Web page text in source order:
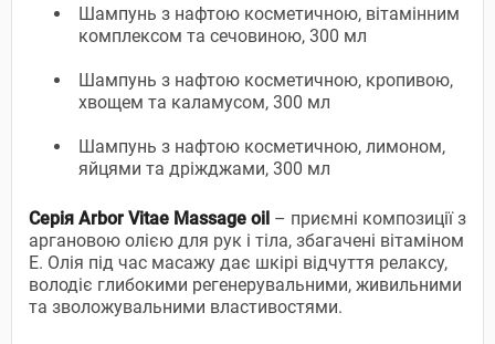
Шампунь з нафтою косметичною, вітамінним
комплексом та сечовиною, 300 мл
Шампунь з нафтою косметичною, кропивою,
хвощем та каламусом, 300 мл
Шампунь з нафтою косметичною, лимоном,
яйцями та дріжджами, 300 мл
Серія Arbor Vitae Massage oil – приємні композиції з
аргановою олією для рук і тіла, збагачені вітаміном
Е. Олія під час масажу дає шкірі відчуття релаксу,
володіє глибокими регенерувальними, живильними
та зволожувальними властивостями.